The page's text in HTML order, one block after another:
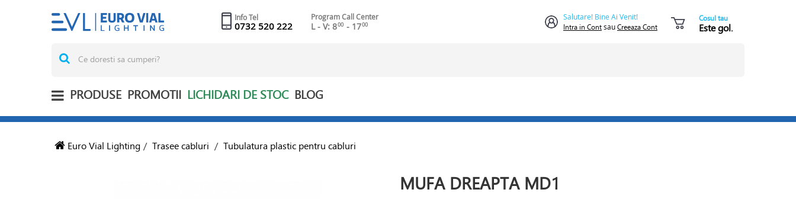
Info Tel
0732 520 222
Program Call Center
L - V: 800 - 1700
Salutare! Bine Ai Venit!
Intra in ContsauCreeaza Cont
Cosul tau
Este gol.
PRODUSE PROMOTII LICHIDARI DE STOC BLOG
Euro Vial Lighting / Trasee cabluri / Tubulatura plastic pentru cabluri
MUFA DREAPTA MD1